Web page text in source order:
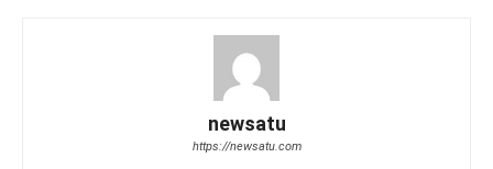
newsatu
https://newsatu.com